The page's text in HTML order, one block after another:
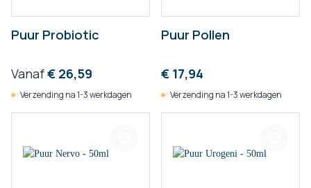
Puur Probiotic
Vanaf€ 26,59
Verzending na 1-3 werkdagen
Puur Pollen
€ 17,94
Verzending na 1-3 werkdagen